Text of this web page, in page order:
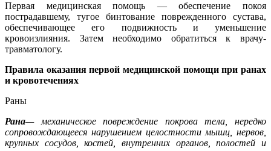
Первая медицинская помощь — обеспечение покоя
пострадавшему, тугое бинтование поврежденного сустава,
обеспечивающее его подвижность и уменьшение
кровоизлияния. Затем необходимо обратиться к врачу-
травматологу.
Правила оказания первой медицинской помощи при ранах
и кровотечениях
Раны
Рана— механическое повреждение покрова тела, нередко
сопровождающееся нарушением целостности мышц, нервов,
крупных сосудов, костей, внутренних органов, полостей и